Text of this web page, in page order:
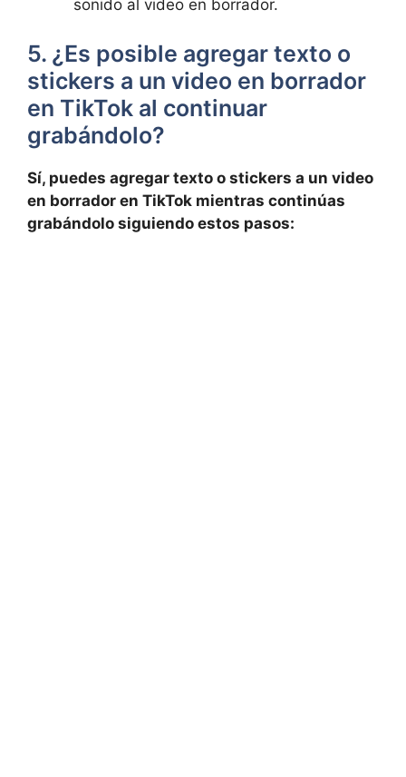
sonido al video en borrador.
5. ¿Es ⁤posible agregar texto​ o
stickers a un video en borrador
⁣en TikTok al⁤ continuar
grabándolo?
Sí, puedes agregar texto o stickers a un video
⁢en borrador en TikTok⁤ mientras continúas
grabándolo siguiendo estos pasos: